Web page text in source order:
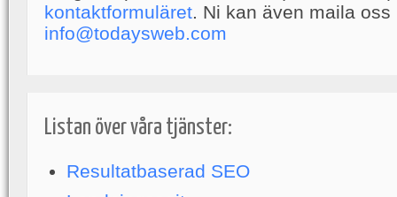
kontaktformuläret. Ni kan även maila oss
info@todaysweb.com
Listan över våra tjänster:
Resultatbaserad SEO